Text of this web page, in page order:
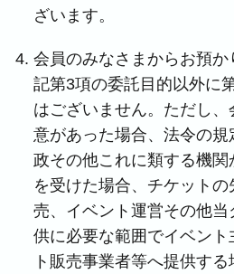
ざいます。
会員のみなさまからお預
記第3項の委託目的以外に
はございません。ただし、
意があった場合、法令の
政その他これに類する機
を受けた場合、チケット
売、イベント運営その他
供に必要な範囲でイベント
ト販売事業者等へ提供する